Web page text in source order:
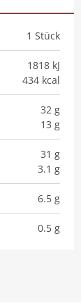
1 Stück
1818 kJ
434 kcal
32 g
13 g
31 g
3.1 g
6.5 g
0.5 g